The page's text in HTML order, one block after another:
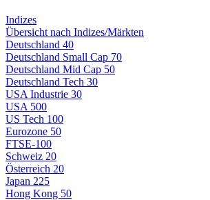
Indizes
Übersicht nach Indizes/Märkten
Deutschland 40
Deutschland Small Cap 70
Deutschland Mid Cap 50
Deutschland Tech 30
USA Industrie 30
USA 500
US Tech 100
Eurozone 50
FTSE-100
Schweiz 20
Österreich 20
Japan 225
Hong Kong 50